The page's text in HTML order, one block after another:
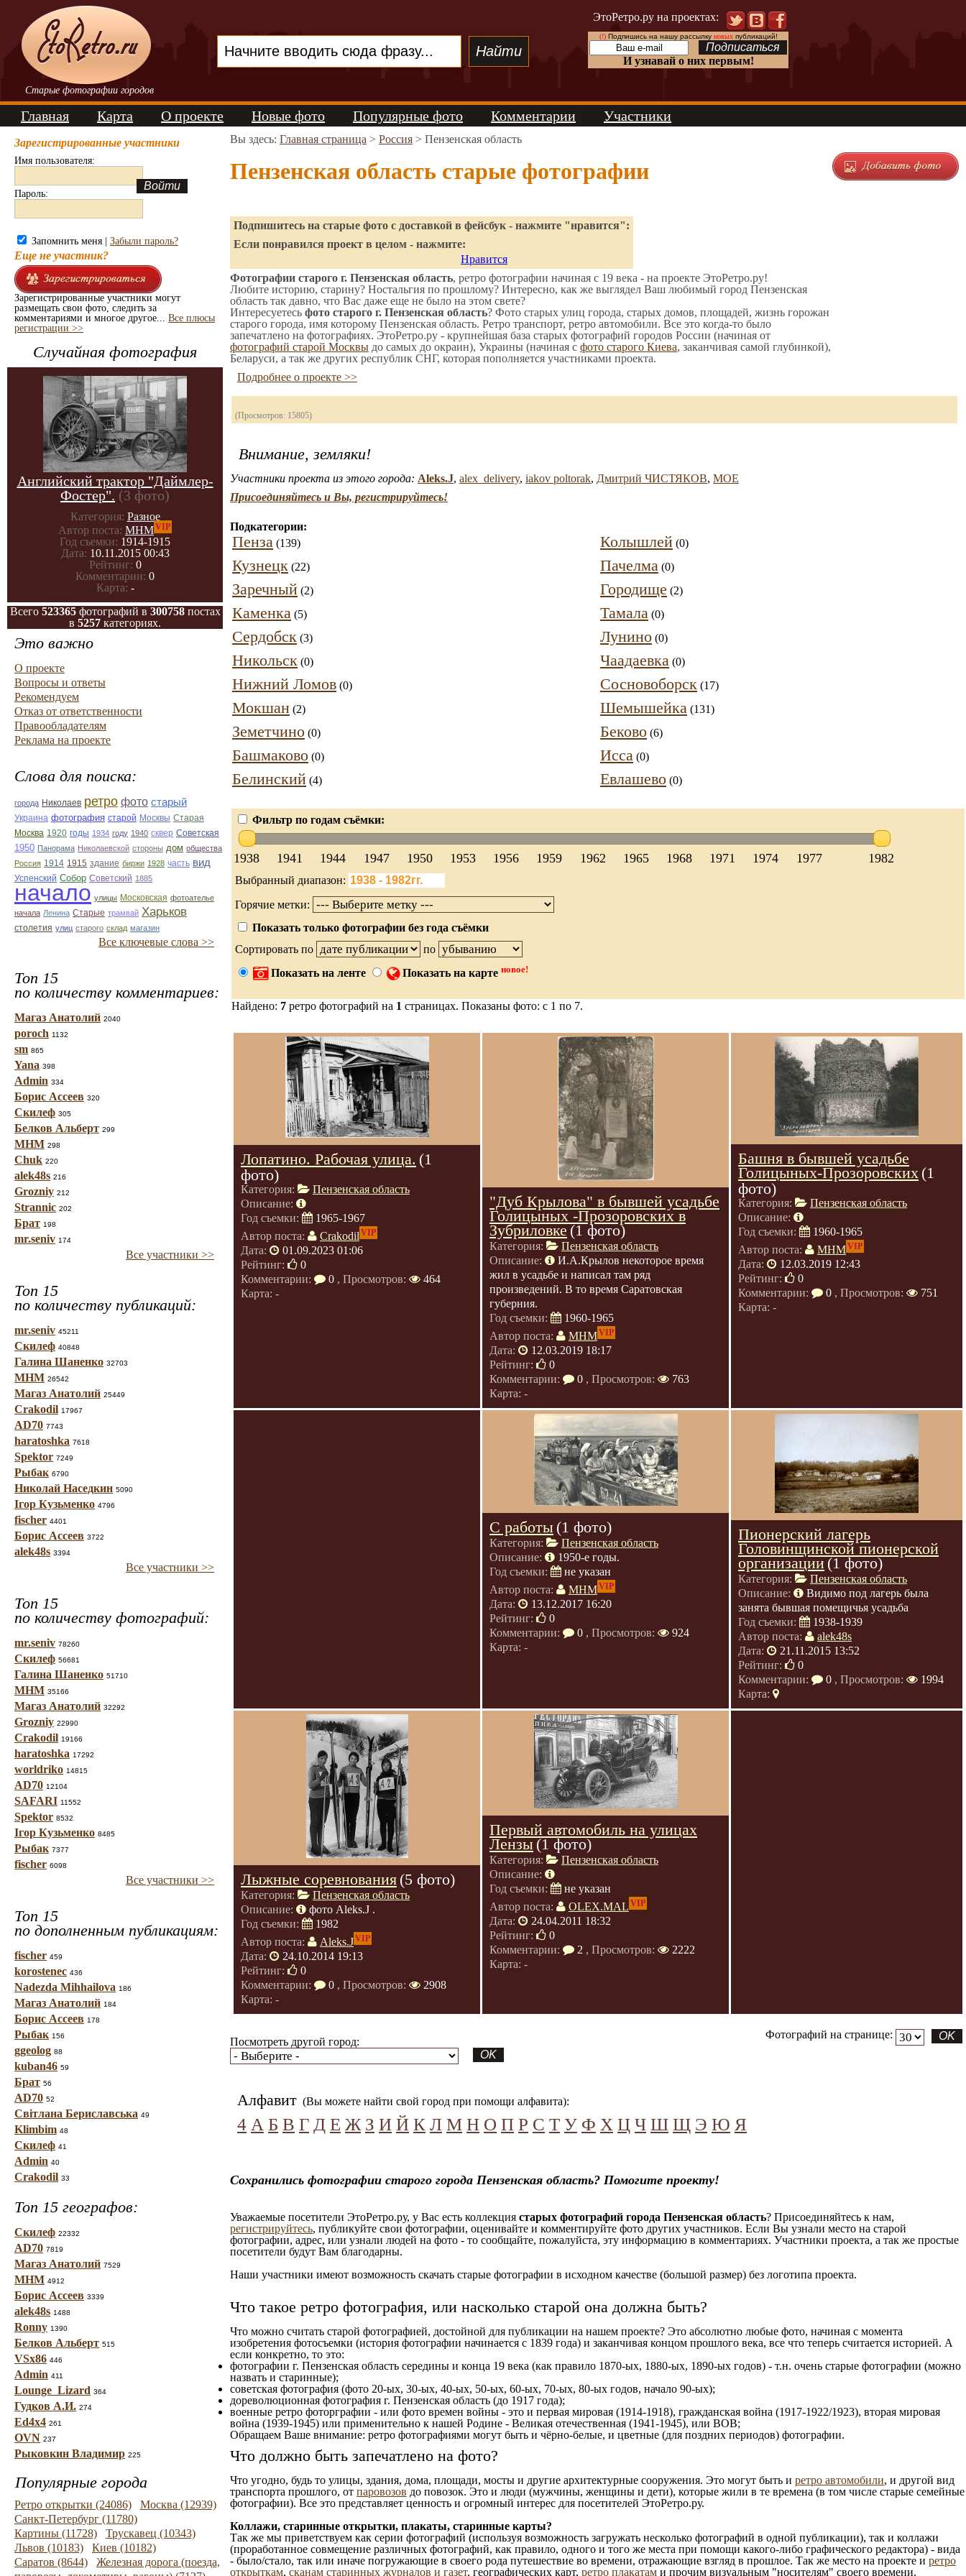
Старые фотографии городов
ЭтоРетро.ру на проектах:
(!)Подпишись на нашу рассылку новыхпубликаций!
И узнавай о них первым!
Главная Карта О проекте Новые фото Популярные фото Комментарии Участники
Зарегистрированные участники
Имя пользователя:
Пароль:
Запомнить меня | Забыли пароль?
Еще не участник?
Зарегистрированные участники могут
размещать свои фото, следить за
комментариями и многое другое... Все плюсы
регистрации >>
Случайная фотография
Английский трактор "Даймлер-
Фостер". (3 фото)
Категория: Разное
Автор поста: МНМVIP
Год съемки: 1914-1915
Дата: 10.11.2015 00:43
Рейтинг: 0
Комментарии: 0
Карта: -
Всего 523365фотографий в 300758постах
в 5257 категориях.
Это важно
О проекте
Вопросы и ответы
Рекомендуем
Отказ от ответственности
Правообладателям
Реклама на проекте
Слова для поиска:
города Николаев ретро фото старый
Украина фотография старой Москвы Старая
Москва 1920 годы 1934 году 1940 сквер Советская
1950 Панорама Николаевской стороны дом общества
Россия 1914 1915 здание биржи 1928 часть вид
Успенский Собор Советский 1885
начало улицы Московская фотоателье
начала Ленина Старые трамвай Харьков
столетия улиц старого склад магазин
Все ключевые слова >>
Топ 15
по количеству комментариев:
Магаз Анатолий 2040
poroch 1132
sm 865
Yana 398
Admin 334
Борис Ассеев 320
Скилеф 305
Белков Альберт 299
МНМ 298
Chuk 220
alek48s 216
Grozniy 212
Strannic 202
Брат 198
mr.seniv 174
Все участники >>
Топ 15
по количеству публикаций:
mr.seniv 45211
Скилеф 40848
Галина Шаненко 32703
МНМ 26542
Магаз Анатолий 25449
Crakodil 17967
AD70 7743
haratoshka 7618
Spektor 7249
Рыбак 6790
Николай Наседкин 5090
Ігор Кузьменко 4796
fischer 4401
Борис Ассеев 3722
alek48s 3394
Все участники >>
Топ 15
по количеству фотографий:
mr.seniv 78260
Скилеф 56681
Галина Шаненко 51710
МНМ 35166
Магаз Анатолий 32292
Grozniy 22990
Crakodil 19166
haratoshka 17292
worldriko 14815
AD70 12104
SAFARI 11552
Spektor 8532
Ігор Кузьменко 8485
Рыбак 7377
fischer 6098
Все участники >>
Топ 15
по дополненным публикациям:
fischer 459
korostenec 436
Nadezda Mihhailova 186
Магаз Анатолий 184
Борис Ассеев 178
Рыбак 156
ggeolog 88
kuban46 59
Брат 56
AD70 52
Світлана Бериславська 49
Klimbim 48
Скилеф 41
Admin 40
Crakodil 33
Топ 15 географов:
Скилеф 22332
AD70 7819
Магаз Анатолий 7529
МНМ 4912
Борис Ассеев 3339
alek48s 1488
Ronny 1390
Белков Альберт 515
VSx86 446
Admin 411
Lounge_Lizard 364
Гудков А.И. 274
Ed4x4 261
OVN 237
Рыковкин Владимир 225
Популярные города
Ретро открытки (24086)
Москва (12939)
Санкт-Петербург (11780)
Картины (11728)
Трускавец (10343)
Львов (10183)
Киев (10182)
Саратов (8644)
Железная дорога (поезда,
Вы здесь: Главная страница > Россия > Пензенская область
Пензенская область старые фотографии
Подпишитесь на старые фото с доставкой в фейсбук - нажмите "нравится":
Если понравился проект в целом - нажмите:
Нравится
Фотографии старого г. Пензенская область, ретро фотографии начиная с 19 века - на проекте ЭтоРетро.ру!
Любите историю, старину? Ностальгия по прошлому? Интересно, как же выглядел Ваш любимый город Пензенская
область так давно, что Вас даже еще не было на этом свете?
Интересуетесь фото старого г. Пензенская область? Фото старых улиц города, старых домов, площадей, жизнь горожан
старого города, имя которому Пензенская область. Ретро транспорт, ретро автомобили. Все это когда-то было
запечатлено на фотографиях. ЭтоРетро.ру - крупнейшая база старых фотографий городов России (начиная от
фотографий старой Москвы до самых до окраин), Украины (начиная с фото старого Киева, заканчивая самой глубинкой),
Беларуси, а так же других республик СНГ, которая пополняется участниками проекта.
Подробнее о проекте >>
(Просмотров: 15805)
Внимание, земляки!
Участники проекта из этого города: Aleks.J, alex_delivery, iakov poltorak, Дмитрий ЧИСТЯКОВ, МОЕ
Присоединяйтесь и Вы, регистрируйтесь!
Подкатегории:
Пенза (139)
Кузнецк (22)
Заречный (2)
Каменка (5)
Сердобск (3)
Никольск (0)
Нижний Ломов (0)
Мокшан (2)
Земетчино (0)
Башмаково (0)
Белинский (4)
Колышлей (0)
Пачелма (0)
Городище (2)
Тамала (0)
Лунино (0)
Чаадаевка (0)
Сосновоборск (17)
Шемышейка (131)
Беково (6)
Исса (0)
Евлашево (0)
Фильтр по годам съёмки:
1938 1941 1944 1947 1950 1953 1956 1959 1962 1965 1968 1971 1974 1977 1982
Выбранный диапазон:
Горячие метки:
Показать только фотографии без года съёмки
Сортировать по
по
Показать на ленте
Показать на карте новое!
Найдено: 7 ретро фотографий на 1 страницах. Показаны фото: с 1 по 7.
Лопатино. Рабочая улица. (1
фото)
Категория:
Пензенская область
Описание:
Год съемки:
1965-1967
Автор поста:
Crakodil VIP
Дата:
01.09.2023 01:06
Рейтинг:
0
Комментарии:
0 , Просмотров:
464
Карта: -
"Дуб Крылова" в бывшей усадьбе
Голицыных -Прозоровских в
Зубриловке(1 фото)
Категория:
Пензенская область
Описание:
И.А.Крылов некоторое время
жил в усадьбе и написал там ряд
произведений. В то время Саратовская
губерния.
Год съемки:
1960-1965
Автор поста:
МНМVIP
Дата:
12.03.2019 18:17
Рейтинг:
0
Комментарии:
0 , Просмотров:
763
Карта: -
Башня в бывшей усадьбе
Голицыных-Прозоровских (1
фото)
Категория:
Пензенская область
Описание:
Год съемки:
1960-1965
Автор поста:
МНМVIP
Дата:
12.03.2019 12:43
Рейтинг:
0
Комментарии:
0 , Просмотров:
751
Карта: -
С работы (1 фото)
Категория:
Пензенская область
Описание:
1950-е годы.
Год съемки:
не указан
Автор поста:
МНМVIP
Дата:
13.12.2017 16:20
Рейтинг:
0
Комментарии:
0 , Просмотров:
924
Карта: -
Пионерский лагерь
Головинщинской пионерской
организации(1 фото)
Категория:
Пензенская область
Описание:
Видимо под лагерь была
занята бывшая помещичья усадьба
Год съемки:
1938-1939
Автор поста:
alek48s
Дата:
21.11.2015 13:52
Рейтинг:
0
Комментарии:
0 , Просмотров:
1994
Карта:
Лыжные соревнования (5 фото)
Категория:
Пензенская область
Описание:
фото Aleks.J .
Год съемки:
1982
Автор поста:
Aleks.JVIP
Дата:
24.10.2014 19:13
Рейтинг:
0
Комментарии:
0 , Просмотров:
2908
Карта: -
Первый автомобиль на улицах
Лензы(1 фото)
Категория:
Пензенская область
Описание:
Год съемки:
не указан
Автор поста:
OLEX.MAL VIP
Дата:
24.04.2011 18:32
Рейтинг:
0
Комментарии:
2 , Просмотров:
2222
Карта: -
Посмотреть другой город:
Фотографий на странице:
Алфавит (Вы можете найти свой город при помощи алфавита):
4 А Б В Г Д Е Ж З И Й К Л М Н О П Р С Т У Ф Х Ц Ч Ш Щ Э Ю Я
Сохранились фотографии старого города Пензенская область? Помогите проекту!
Уважаемые посетители ЭтоРетро.ру, у Вас есть коллекция старых фотографий города Пензенская область? Присоединяйтесь к нам,
регистрируйтесь, публикуйте свои фотографии, оценивайте и комментируйте фото других участников. Если Вы узнали место на старой
фотографии, адрес, или узнали людей на фото - то сообщайте, пожалуйста, эту информацию в комментариях. Участники проекта, а так же простые
посетители будут Вам благодарны.
Наши участники имеют возможность скачать старые фотографии в исходном качестве (большой размер) без логотипа проекта.
Что такое ретро фотография, или насколько старой она должна быть?
Что можно считать старой фотографией, достойной для публикации на нашем проекте? Это абсолютно любые фото, начиная c момента
изобретения фотосъемки (история фотографии начинается с 1839 года) и заканчивая концом прошлого века, все что теперь считается историей. А
если конкретно, то это:
фотографии г. Пензенская область середины и конца 19 века (как правило 1870-ых, 1880-ых, 1890-ых годов) - т.н. очень старые фотографии (можно
назвать и старинные);
советская фотография (фото 20-ых, 30-ых, 40-ых, 50-ых, 60-ых, 70-ых, 80-ых годов, начало 90-ых);
дореволюционная фотография г. Пензенская область (до 1917 года);
военные ретро фоторграфии - или фото времен войны - это и первая мировая (1914-1918), гражданская война (1917-1922/1923), вторая мировая
война (1939-1945) или применительно к нашей Родине - Великая отечественная (1941-1945), или ВОВ;
Обращаем Ваше внимание: ретро фотографиями могут быть и чёрно-белые, и цветные (для поздних периодов) фотографии.
Что должно быть запечатлено на фото?
Что угодно, будь то улицы, здания, дома, площади, мосты и другие архитектурные сооружения. Это могут быть и ретро автомобили, и другой вид
транспорта прошлого, от паровозов до повозок. Это и люди (мужчины, женщины и дети), которые жили в те времена (в том числе старые семейные
фотографии). Все это представляет ценность и огромный интерес для посетителей ЭтоРетро.ру.
Коллажи, старинные открытки, плакаты, старинные карты?
Так же мы приветствуем как серии фотографий (используя возможность загружать несколько фотографий в одной публикации), так и коллажи
(проработанное совмещение различных фотографий, как правило, одного и того же места при помощи какого-либо графического редактора) - вида
- было/стало, так или иначе погружающие в своего рода путешествие во времени, отражающие взгляд в прошлое. Так же место на проекте и ретро
открыткам, сканам старинных журналов и газет, географических карт, ретро плакатам и прочим визуальным "носителям" своего времени.